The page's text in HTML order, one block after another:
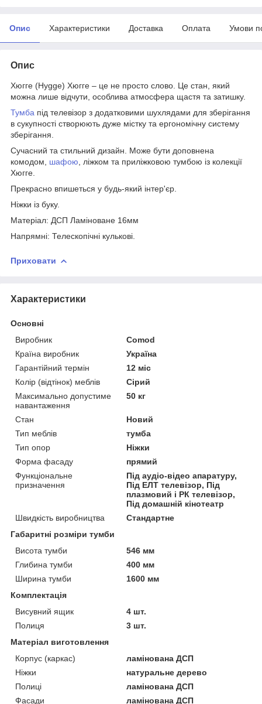
Опис Характеристики Доставка Оплата Умови
Опис
Хюгге (Hygge) Хюгге – це не просто слово. Це стан, який
можна лише відчути, особлива атмосфера щастя та затишку.
Тумба під телевізор з додатковими шухлядами для зберігання
в сукупності створюють дуже містку та ергономічну систему
зберігання.
Сучасний та стильний дизайн. Може бути доповнена
комодом, шафою , ліжком та приліжковою тумбою із колекції
Хюгге.
Прекрасно впишеться у будь-який інтер'єр.
Ніжки із буку.
Матеріал: ДСП Ламіноване 16мм
Напрямні: Телескопічні кулькові.
Приховати
Характеристики
Основні
Виробник
Comod
Країна виробник
Україна
Гарантійний термін
12 міс
Колір (відтінок) меблів
Сірий
Максимально допустиме
навантаження
50 кг
Стан
Новий
Тип меблів
тумба
Тип опор
Ніжки
Форма фасаду
прямий
Функціональне
призначення
Під аудіо-відео апаратуру,
Під ЕЛТ телевізор, Під
плазмовий і РК телевізор,
Під домашній кінотеатр
Швидкість виробництва
Стандартне
Габаритні розміри тумби
Висота тумби
546 мм
Глибина тумби
400 мм
Ширина тумби
1600 мм
Комплектація
Висувний ящик
4 шт.
Полиця
3 шт.
Матеріал виготовлення
Корпус (каркас)
ламінована ДСП
Ніжки
натуральне дерево
Полиці
ламінована ДСП
Фасади
ламінована ДСП